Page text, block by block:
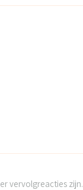
vervolgreacties zijn.